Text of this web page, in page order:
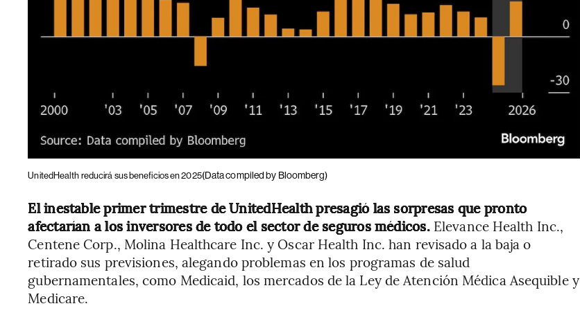
UnitedHealth reducirá sus beneficios en 2025(Data compiled by Bloomberg)
El inestable primer trimestre de UnitedHealth presagió las sorpresas que pronto
afectarían a los inversores de todo el sector de seguros médicos.Elevance Health Inc.,
Centene Corp., Molina Healthcare Inc. y Oscar Health Inc. han revisado a la baja o
retirado sus previsiones, alegando problemas en los programas de salud
gubernamentales, como Medicaid, los mercados de la Ley de Atención Médica Asequible y
Medicare.